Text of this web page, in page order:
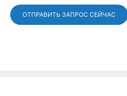
ОТПРАВИТЬ ЗАПРОС СЕЙЧАС